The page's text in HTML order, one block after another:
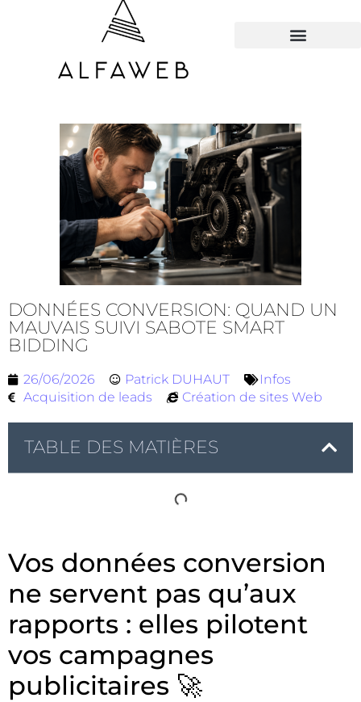
DONNÉES CONVERSION: QUAND UN
MAUVAIS SUIVI SABOTE SMART
BIDDING
26/06/2026 Patrick DUHAUT
Infos
Acquisition de leads
Création de sites Web
TABLE DES MATIÈRES
Vos données conversion
ne servent pas qu’aux
rapports : elles pilotent
vos campagnes
publicitaires 🚀